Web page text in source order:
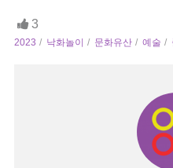
3
2023 낙화놀이 문화유산 예술